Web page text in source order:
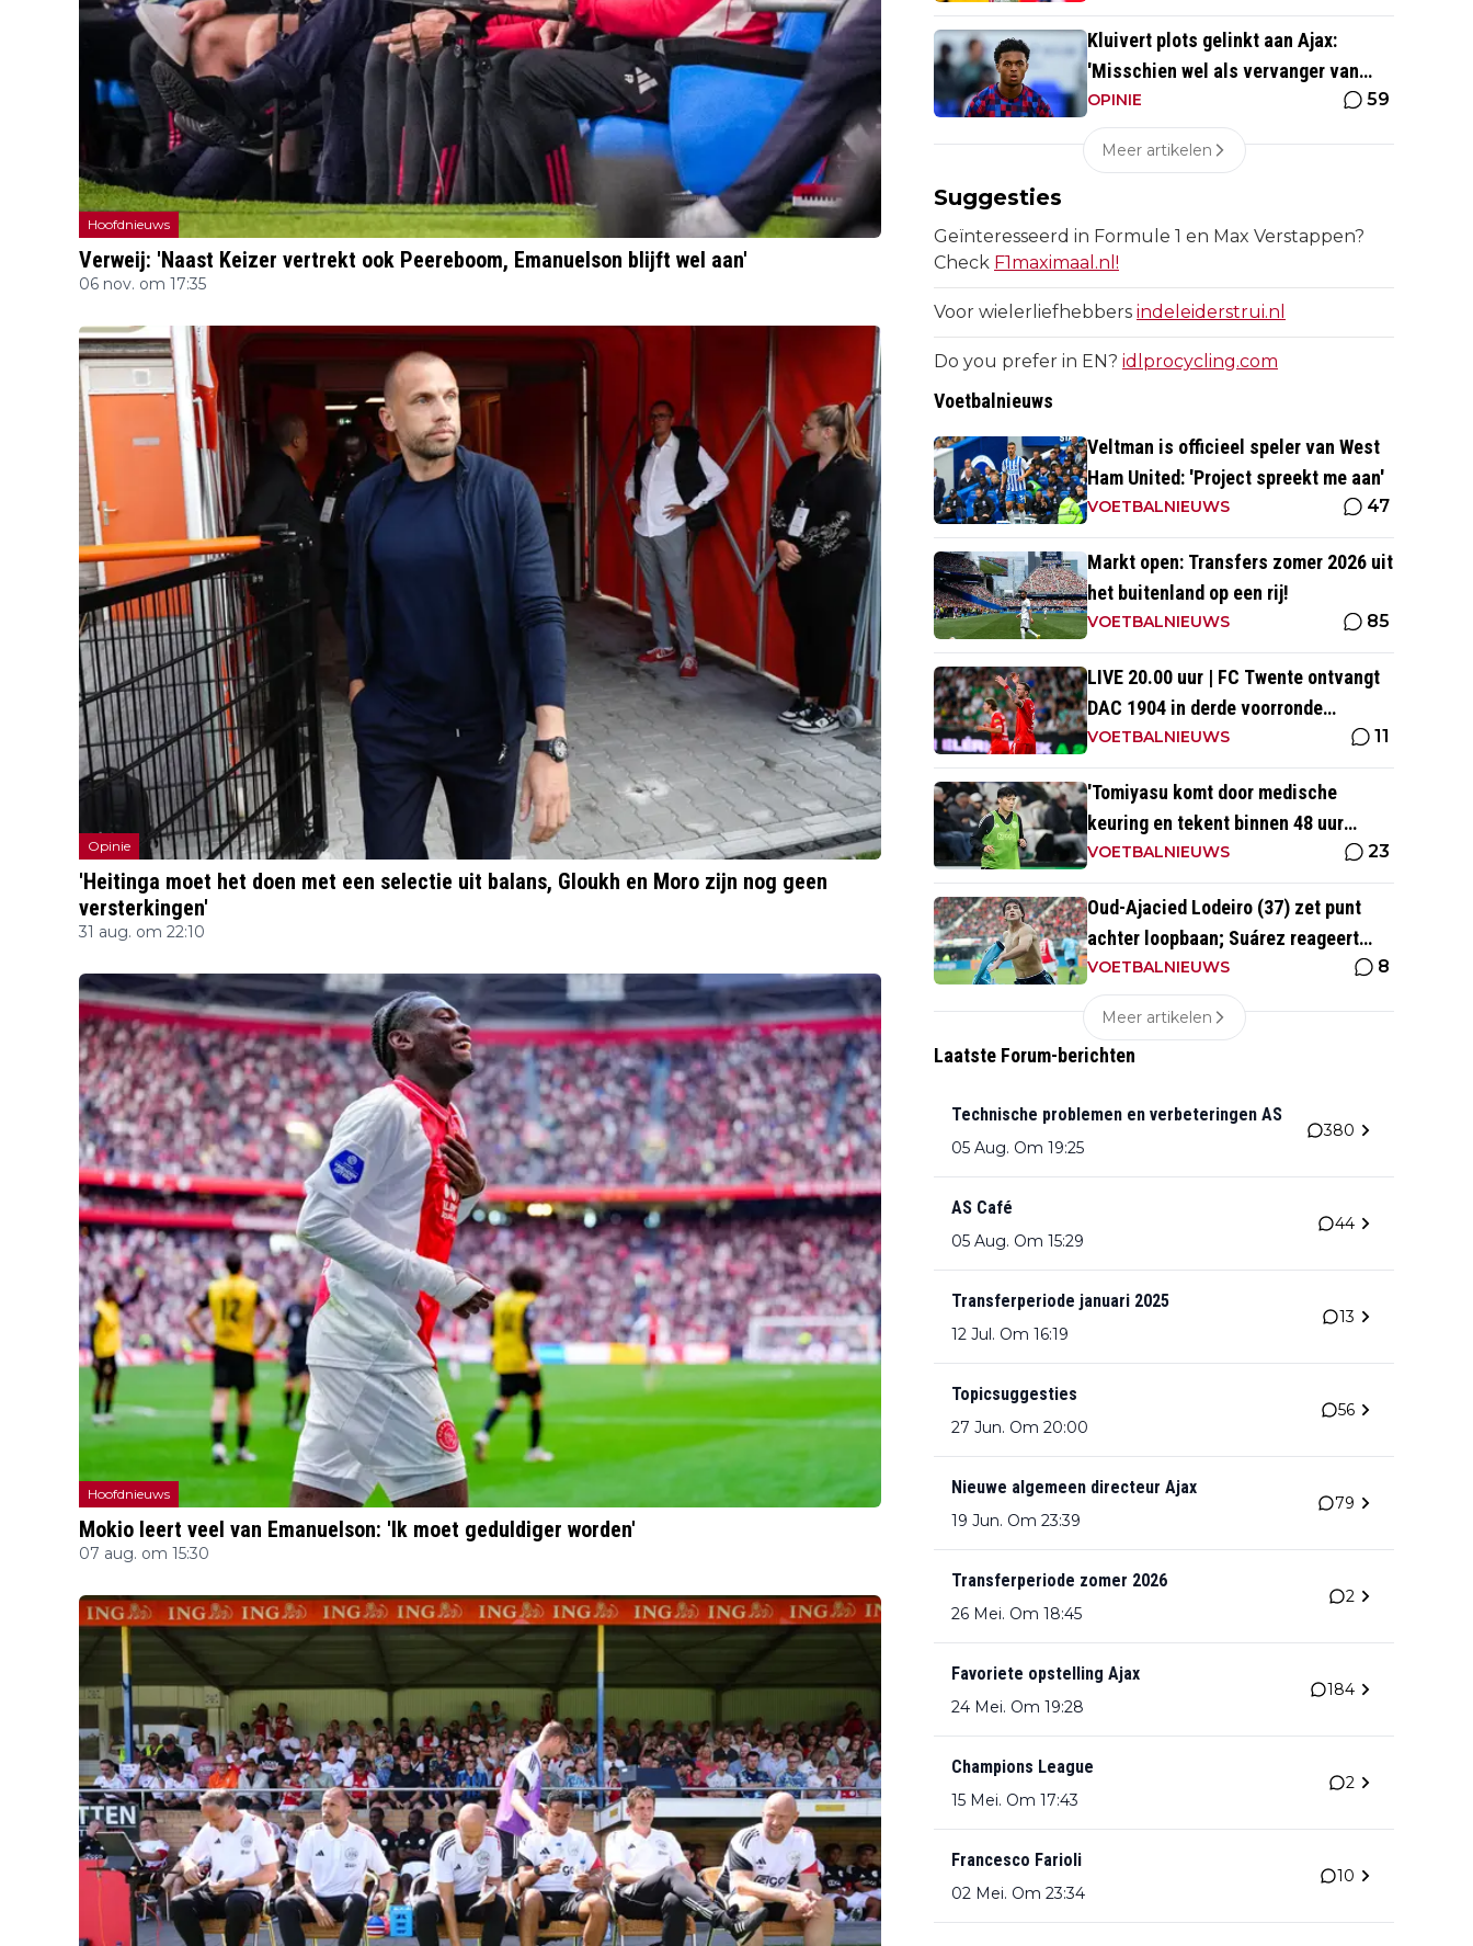
Hoofdnieuws
Verweij: 'Naast Keizer vertrekt ook Peereboom, Emanuelson blijft wel aan'
06 nov. om 17:35
Opinie
'Heitinga moet het doen met een selectie uit balans, Gloukh en Moro zijn nog geen
versterkingen'
31 aug. om 22:10
Hoofdnieuws
Mokio leert veel van Emanuelson: 'Ik moet geduldiger worden'
07 aug. om 15:30
Kluivert plots gelinkt aan Ajax:
'Misschien wel als vervanger van
Mika Godts'
OPINIE 59
Meer artikelen
Suggesties
Geïnteresseerd in Formule 1 en Max Verstappen?
Check F1maximaal.nl!
Voor wielerliefhebbers indeleiderstrui.nl
Do you prefer in EN? idlprocycling.com
Voetbalnieuws
Veltman is officieel speler van West
Ham United: 'Project spreekt me aan'
VOETBALNIEUWS 47
Markt open: Transfers zomer 2026 uit
het buitenland op een rij!
VOETBALNIEUWS 85
LIVE 20.00 uur | FC Twente ontvangt
DAC 1904 in derde voorronde
Conference League
VOETBALNIEUWS 11
'Tomiyasu komt door medische
keuring en tekent binnen 48 uur
contract bij nieuwe club'
VOETBALNIEUWS 23
Oud-Ajacied Lodeiro (37) zet punt
achter loopbaan; Suárez reageert
emotioneel
VOETBALNIEUWS 8
Meer artikelen
Laatste Forum-berichten
Technische problemen en verbeteringen AS
05 Aug. Om 19:25
380
AS Café
05 Aug. Om 15:29
44
Transferperiode januari 2025
12 Jul. Om 16:19
13
Topicsuggesties
27 Jun. Om 20:00
56
Nieuwe algemeen directeur Ajax
19 Jun. Om 23:39
79
Transferperiode zomer 2026
26 Mei. Om 18:45
2
Favoriete opstelling Ajax
24 Mei. Om 19:28
184
Champions League
15 Mei. Om 17:43
2
Francesco Farioli
02 Mei. Om 23:34
10